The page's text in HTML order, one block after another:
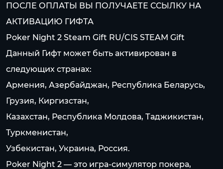
ПОСЛЕ ОПЛАТЫ ВЫ ПОЛУЧАЕТЕ ССЫЛКУ НА
АКТИВАЦИЮ ГИФТА
Poker Night 2 Steam Gift RU/CIS STEAM Gift
Данный Гифт может быть активирован в
следующих странах:
Армения, Азербайджан, Республика Беларусь,
Грузия, Киргизстан,
Казахстан, Республика Молдова, Таджикистан,
Туркменистан,
Узбекистан, Украина, Россия.
Poker Night 2 — это игра-симулятор покера,